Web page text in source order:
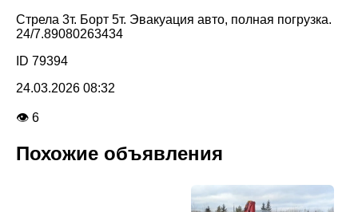
Стрела 3т. Борт 5т. Эвакуация авто, полная погрузка.
24/7.89080263434
ID 79394
24.03.2026 08:32
👁 6
Похожие объявления